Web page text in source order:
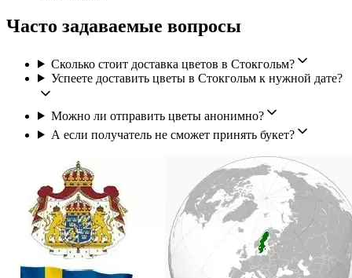
Часто задаваемые вопросы
Сколько стоит доставка цветов в Стокгольм?
Успеете доставить цветы в Стокгольм к нужной дате?
Можно ли отправить цветы анонимно?
А если получатель не сможет принять букет?